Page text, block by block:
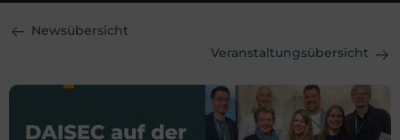
Newsübersicht
Veranstaltungsübersicht